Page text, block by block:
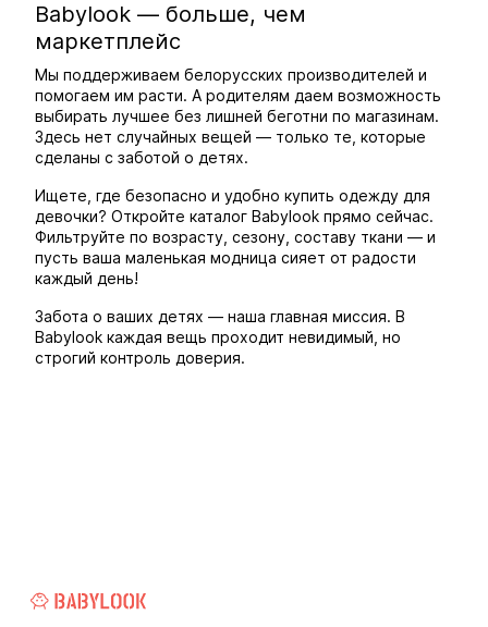
Babylook — больше, чем
маркетплейс
Мы поддерживаем белорусских производителей и
помогаем им расти. А родителям даем возможность
выбирать лучшее без лишней беготни по магазинам.
Здесь нет случайных вещей — только те, которые
сделаны с заботой о детях.
Ищете, где безопасно и удобно купить одежду для
девочки? Откройте каталог Babylook прямо сейчас.
Фильтруйте по возрасту, сезону, составу ткани — и
пусть ваша маленькая модница сияет от радости
каждый день!
Забота о ваших детях — наша главная миссия. В
Babylook каждая вещь проходит невидимый, но
строгий контроль доверия.